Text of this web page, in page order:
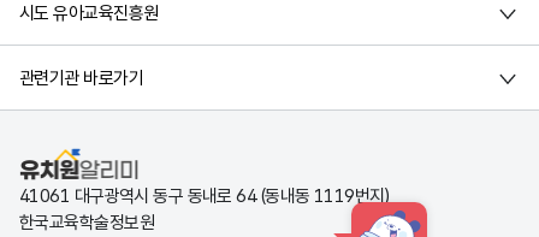
시도 유아교육진흥원
관련기관 바로가기
유치원알리미
41061 대구광역시 동구 동내로 64 (동내동 1119번지)
한국교육학술정보원